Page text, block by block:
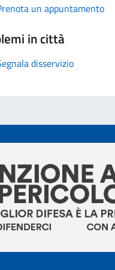
un appuntamento
in città
disservizio